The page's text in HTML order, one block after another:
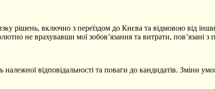
рішень, включно з переїздом до Києва та відмовою від
не врахувавши мої зобов’язання та витрати, пов’язані з
належної відповідальності та поваги до кандидатів.